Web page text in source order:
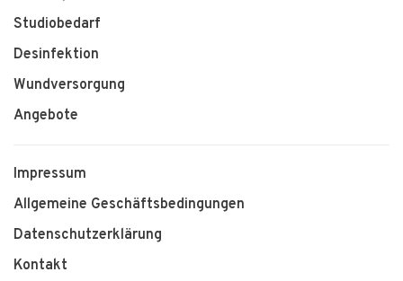
Studiobedarf
Desinfektion
Wundversorgung
Angebote
Impressum
Allgemeine Geschäftsbedingungen
Datenschutzerklärung
Kontakt